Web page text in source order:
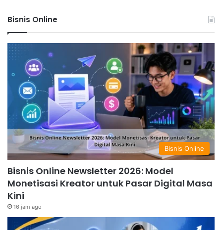
Bisnis Online
Bisnis Online
Bisnis Online Newsletter 2026: Model
Monetisasi Kreator untuk Pasar Digital Masa
Kini
16 jam ago